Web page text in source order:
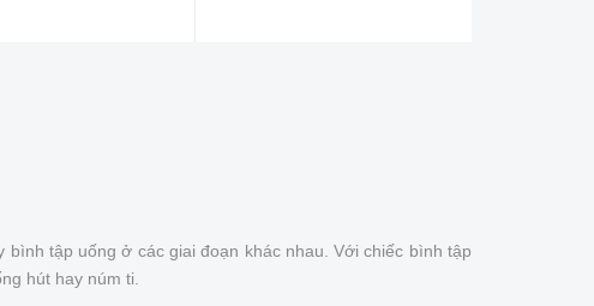
tập uống ở các giai đoạn khác nhau. Với chiếc bình tập
hút hay núm ti.